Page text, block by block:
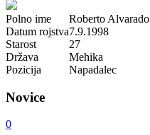
Polno ime
Roberto Alvarado
Datum rojstva7.9.1998
Starost
27
Država
Mehika
Pozicija
Napadalec
Novice
0